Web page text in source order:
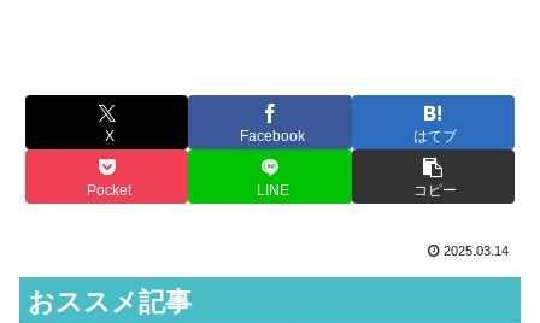
X Facebook はてブ
Pocket LINE コピー
2025.03.14
おススメ記事